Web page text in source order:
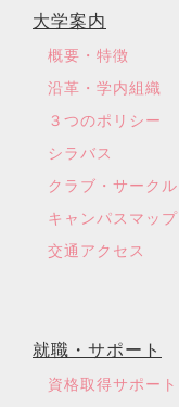
大学案内
概要・特徴
沿革・学内組織
３つのポリシー
シラバス
クラブ・サークル
キャンパスマップ
交通アクセス
就職・サポート
資格取得サポート